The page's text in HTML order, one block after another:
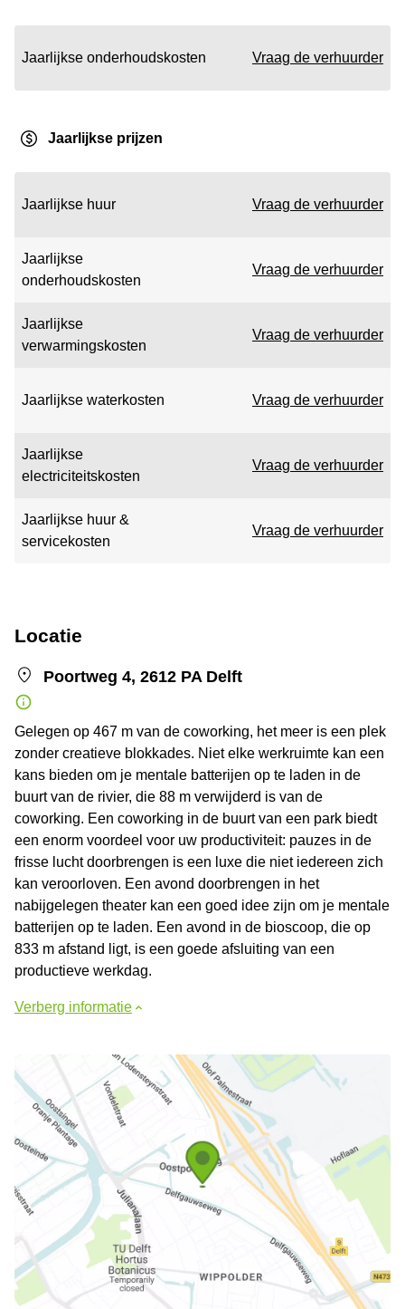
Jaarlijkse onderhoudskosten Vraag de verhuurder
Jaarlijkse prijzen
Jaarlijkse huur Vraag de verhuurder
Jaarlijkse
onderhoudskosten
Vraag de verhuurder
Jaarlijkse
verwarmingskosten
Vraag de verhuurder
Jaarlijkse waterkosten Vraag de verhuurder
Jaarlijkse
electriciteitskosten
Vraag de verhuurder
Jaarlijkse huur &
servicekosten
Vraag de verhuurder
Locatie
Poortweg 4, 2612 PA Delft
Gelegen op 467 m van de coworking, het meer is een plek
zonder creatieve blokkades. Niet elke werkruimte kan een
kans bieden om je mentale batterijen op te laden in de
buurt van de rivier, die 88 m verwijderd is van de
coworking. Een coworking in de buurt van een park biedt
een enorm voordeel voor uw productiviteit: pauzes in de
frisse lucht doorbrengen is een luxe die niet iedereen zich
kan veroorloven. Een avond doorbrengen in het
nabijgelegen theater kan een goed idee zijn om je mentale
batterijen op te laden. Een avond in de bioscoop, die op
833 m afstand ligt, is een goede afsluiting van een
productieve werkdag.
Verberg informatie